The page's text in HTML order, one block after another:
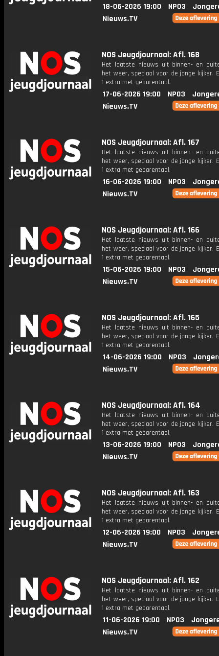
18-06-2026 19:00 NPO3
Nieuws.TV
NOS Jeugdjournaal: Afl. 168
Het laatste nieuws uit binnen- en
het weer, speciaal voor de jonge kijker.
1 extra met gebarentaal.
17-06-2026 19:00 NPO3
Nieuws.TV
NOS Jeugdjournaal: Afl. 167
Het laatste nieuws uit binnen- en
het weer, speciaal voor de jonge kijker.
1 extra met gebarentaal.
16-06-2026 19:00 NPO3
Nieuws.TV
NOS Jeugdjournaal: Afl. 166
Het laatste nieuws uit binnen- en
het weer, speciaal voor de jonge kijker.
1 extra met gebarentaal.
15-06-2026 19:00 NPO3
Nieuws.TV
NOS Jeugdjournaal: Afl. 165
Het laatste nieuws uit binnen- en
het weer, speciaal voor de jonge kijker.
1 extra met gebarentaal.
14-06-2026 19:00 NPO3
Nieuws.TV
NOS Jeugdjournaal: Afl. 164
Het laatste nieuws uit binnen- en
het weer, speciaal voor de jonge kijker.
1 extra met gebarentaal.
13-06-2026 19:00 NPO3
Nieuws.TV
NOS Jeugdjournaal: Afl. 163
Het laatste nieuws uit binnen- en
het weer, speciaal voor de jonge kijker.
1 extra met gebarentaal.
12-06-2026 19:00 NPO3
Nieuws.TV
NOS Jeugdjournaal: Afl. 162
Het laatste nieuws uit binnen- en
het weer, speciaal voor de jonge kijker.
1 extra met gebarentaal.
11-06-2026 19:00 NPO3
Nieuws.TV